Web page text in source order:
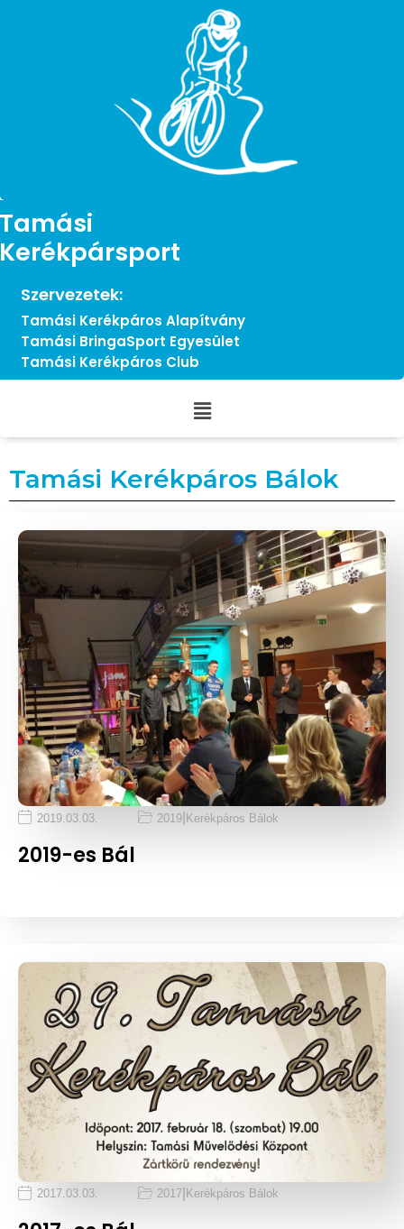
Tamási
Kerékpársport
Szervezetek:
Tamási Kerékpáros Alapítvány
Tamási BringaSport Egyesület
Tamási Kerékpáros Club
Tamási Kerékpáros Bálok
2019.03.03. 2019 Kerékpáros Bálok
2019-es Bál
2017.03.03. 2017 Kerékpáros Bálok